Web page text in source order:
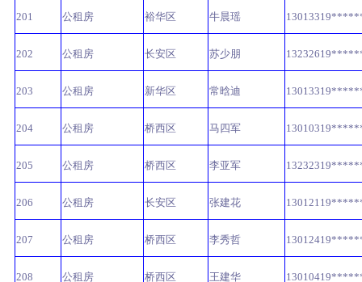
201 公租房 裕华区 牛晨瑶
202 公租房 长安区 苏少朋
203 公租房 新华区 常晗迪
204 公租房 桥西区 马四军
205 公租房 桥西区 李亚军
206 公租房 长安区 张建花
207 公租房 桥西区 李秀哲
208 公租房 桥西区 王建华